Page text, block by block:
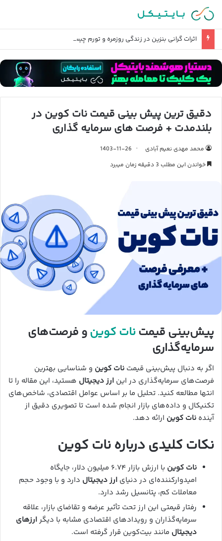
اثرات گرانی بنزین در زندگی روزمره و تورم چیست؟
دقیق ترین پیش بینی قیمت نات کوین در
بلندمدت + فرصت های سرمایه گذاری
محمد مهدی نعیم آبادی
1403-11-26
خواندن این مطلب 3 دقیقه زمان میبرد
پیش‌بینی قیمتنات کوینو فرصت‌های
سرمایه‌گذاری
اگر به دنبال پیش‌بینی قیمت نات کوین و شناسایی بهترین
فرصت‌های سرمایه‌گذاری در این ارز دیجیتال هستید، این مقاله را تا
انتها مطالعه کنید. تحلیل ما بر اساس عوامل اقتصادی، شاخص‌های
تکنیکال و داده‌های بازار انجام شده است تا تصویری دقیق از
آینده نات کوین ارائه دهد.
نکات کلیدی درباره نات کوین
نات کوین
با ارزش بازار ۶.۷۴ میلیون دلار، جایگاه
امیدوارکننده‌ای در دنیای ارز دیجیتال دارد و با وجود حجم
معاملات کم، پتانسیل رشد دارد.
رفتار قیمتی این ارز تحت تأثیر عرضه و تقاضای بازار، علاقه
سرمایه‌گذاران و رویدادهای اقتصادی مشابه با دیگرارزهای
دیجیتال مانند بیت‌کوین قرار گرفته است.